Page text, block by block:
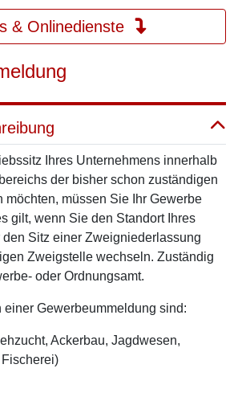
& Onlinedienste
Ihres Unternehmens innerhalb
der bisher schon zuständigen
möchten, müssen Sie Ihr Gewerbe
gilt, wenn Sie den Standort Ihres
den Sitz einer Zweigniederlassung
Zweigstelle wechseln. Zuständig
oder Ordnungsamt.
Gewerbeummeldung sind:
Ackerbau, Jagdwesen,